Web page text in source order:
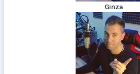
Ginza